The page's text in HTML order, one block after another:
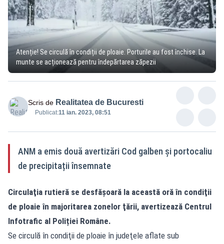
Atenție! Se circulă în condiții de ploaie. Porturile au fost închise. La
munte se acționează pentru îndepărtarea zăpezii
Scris de Realitatea de Bucuresti
Publicat:11 ian. 2023, 08:51
ANM a emis două avertizări Cod galben și portocaliu
de precipitații însemnate
Circulaţia rutieră se desfăşoară la această oră în condiţii
de ploaie în majoritarea zonelor ţării, avertizează Centrul
Infotrafic al Poliției Române.
Se circulă în condiţii de ploaie în judeţele aflate sub